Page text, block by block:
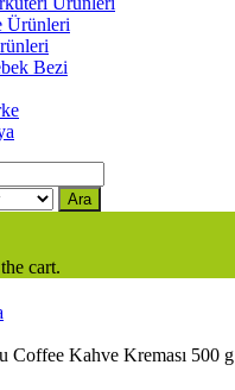
Ürünleri
Bezi
Ara
cart.
Coffee Kahve Kreması 500 g